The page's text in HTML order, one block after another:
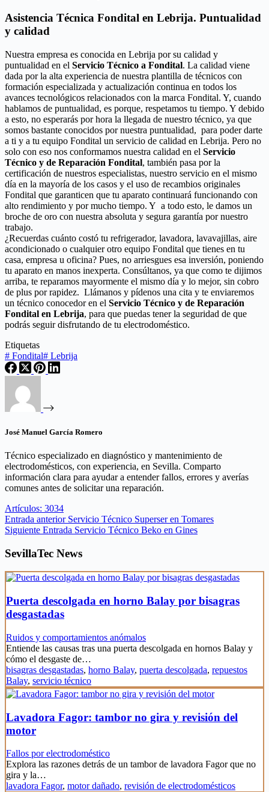
Asistencia Técnica Fondital en Lebrija. Puntualidad
y calidad
Nuestra empresa es conocida en Lebrija por su calidad y
puntualidad en el Servicio Técnico a Fondital. La calidad viene
dada por la alta experiencia de nuestra plantilla de técnicos con
formación especializada y actualización continua en todos los
avances tecnológicos relacionados con la marca Fondital. Y, cuando
hablamos de puntualidad, es porque, respetamos tu tiempo. Y debido
a esto, no esperarás por hora la llegada de nuestro técnico, ya que
somos bastante conocidos por nuestra puntualidad, para poder darte
a ti y a tu equipo Fondital un servicio de calidad en Lebrija. Pero no
solo con eso nos conformamos nuestra calidad en el Servicio
Técnico y de Reparación Fondital, también pasa por la
certificación de nuestros especialistas, nuestro servicio en el mismo
día en la mayoría de los casos y el uso de recambios originales
Fondital que garanticen que tu aparato continuará funcionando con
alto rendimiento y por mucho tiempo. Y a todo esto, le damos un
broche de oro con nuestra absoluta y segura garantía por nuestro
trabajo.
¿Recuerdas cuánto costó tu refrigerador, lavadora, lavavajillas, aire
acondicionado o cualquier otro equipo Fondital que tienes en tu
casa, empresa u oficina? Pues, no arriesgues esa inversión, poniendo
tu aparato en manos inexperta. Consúltanos, ya que como te dijimos
arriba, te reparamos mayormente el mismo día y lo mejor, sin cobro
de plus por rapidez. Llámanos y pídenos una cita y te enviaremos
un técnico conocedor en el Servicio Técnico y de Reparación
Fondital en Lebrija, para que puedas tener la seguridad de que
podrás seguir disfrutando de tu electrodoméstico.
Etiquetas
# Fondital# Lebrija
José Manuel García Romero
Técnico especializado en diagnóstico y mantenimiento de
electrodomésticos, con experiencia, en Sevilla. Comparto
información clara para ayudar a entender fallos, errores y averías
comunes antes de solicitar una reparación.
Artículos: 3034
Entrada anterior Servicio Técnico Superser en Tomares
Siguiente Entrada Servicio Técnico Beko en Gines
SevillaTec News
Puerta descolgada en horno Balay por bisagras
desgastadas
Ruidos y comportamientos anómalos
Entiende las causas tras una puerta descolgada en hornos Balay y
cómo el desgaste de…
bisagras desgastadas, horno Balay, puerta descolgada, repuestos
Balay, servicio técnico
Lavadora Fagor: tambor no gira y revisión del
motor
Fallos por electrodoméstico
Explora las razones detrás de un tambor de lavadora Fagor que no
gira y la…
lavadora Fagor, motor dañado, revisión de electrodomésticos